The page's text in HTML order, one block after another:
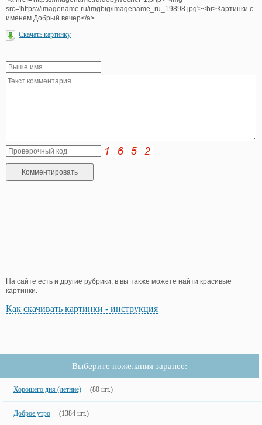
src='https://imagename.ru/imgbig/imagename_ru_19898.jpg'><br>Картинки с
именем Добрый вечер</a>
Скачать картинку
На сайте есть и другие рубрики, в вы также можете найти красивые
картинки.
Как скачивать картинки - инструкция
Выберите пожелания заранее:
Хорошего дня (летние) (80 шт.)
Доброе утро (1384 шт.)